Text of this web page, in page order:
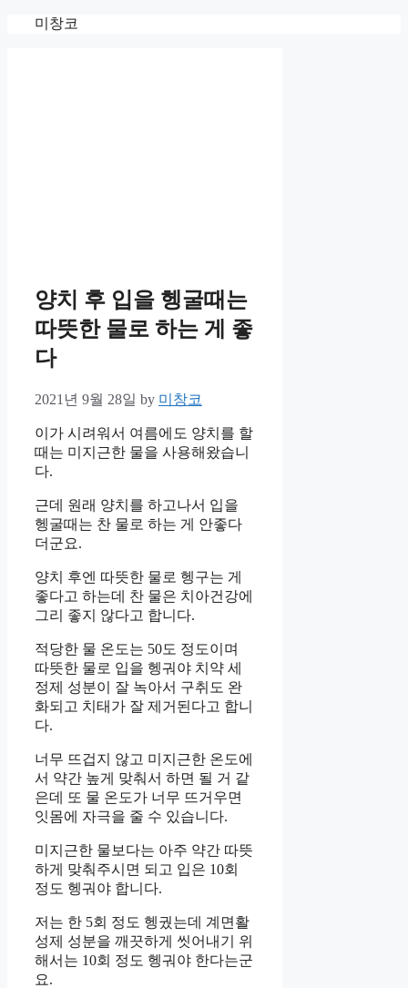
미창코
양치 후 입을 헹굴때는
따뜻한 물로 하는 게 좋
다
2021년 9월 28일 by 미창코
이가 시려워서 여름에도 양치를 할
때는 미지근한 물을 사용해왔습니
다.
근데 원래 양치를 하고나서 입을
헹굴때는 찬 물로 하는 게 안좋다
더군요.
양치 후엔 따뜻한 물로 헹구는 게
좋다고 하는데 찬 물은 치아건강에
그리 좋지 않다고 합니다.
적당한 물 온도는 50도 정도이며
따뜻한 물로 입을 헹궈야 치약 세
정제 성분이 잘 녹아서 구취도 완
화되고 치태가 잘 제거된다고 합니
다.
너무 뜨겁지 않고 미지근한 온도에
서 약간 높게 맞춰서 하면 될 거 같
은데 또 물 온도가 너무 뜨거우면
잇몸에 자극을 줄 수 있습니다.
미지근한 물보다는 아주 약간 따뜻
하게 맞춰주시면 되고 입은 10회
정도 헹궈야 합니다.
저는 한 5회 정도 헹궜는데 계면활
성제 성분을 깨끗하게 씻어내기 위
해서는 10회 정도 헹궈야 한다는군
요.